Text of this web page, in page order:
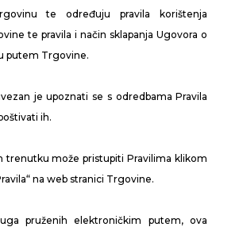
te određuju pravila korištenja
te pravila i način sklapanja Ugovora o
putem Trgovine.
je upoznati se s odredbama Pravila
ih.
trenutku može pristupiti Pravilima klikom
na web stranici Trgovine.
pruženih elektroničkim putem, ova